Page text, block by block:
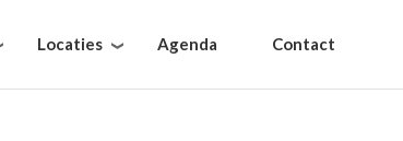
Locaties Agenda Contact